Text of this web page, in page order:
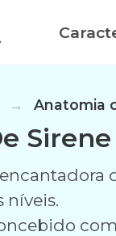
Anatomia
Sirene
níveis.